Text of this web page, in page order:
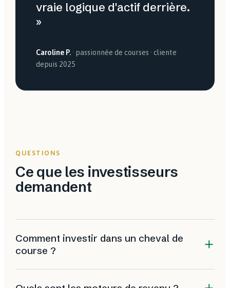
vraie logique d'actif derrière.
»
Caroline P. · passionnée de courses · cliente
depuis 2025
QUESTIONS
Ce que les investisseurs
demandent
Comment investir dans un cheval de
course ?
Le plus souvent en parts d'écurie ou via un